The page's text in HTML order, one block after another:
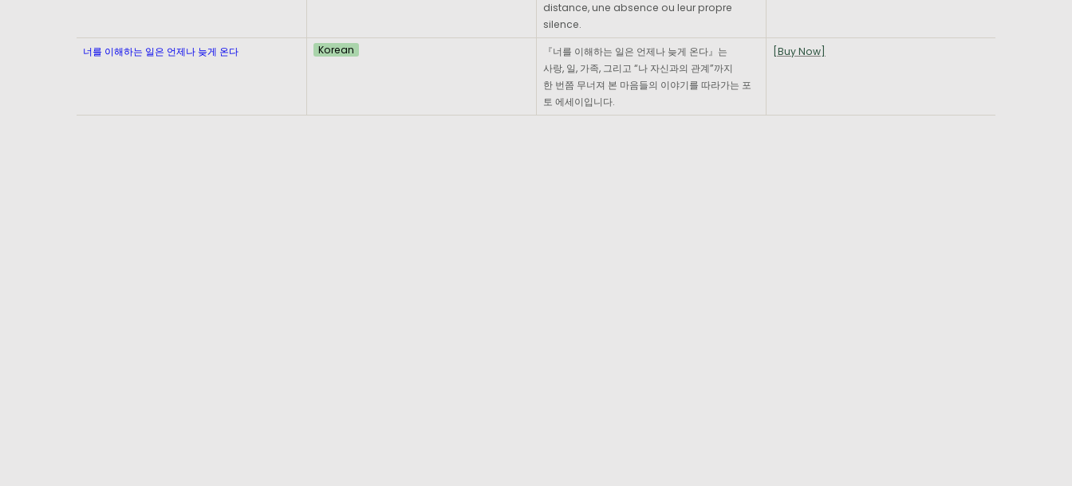
distance, une absence ou leur propre
silence.
너를 이해하는 일은 언제나 늦게 온다 Korean
『너를 이해하는 일은 언제나 늦게 온다』는
사랑, 일, 가족, 그리고 “나 자신과의 관계”까지
한 번쯤 무너져 본 마음들의 이야기를 따라가는 포
토 에세이입니다.
[Buy Now]